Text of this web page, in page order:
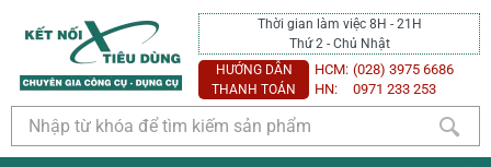
Thời gian làm việc 8H - 21H
Thứ 2 - Chủ Nhật
HƯỚNG DẪN
THANH TOÁN
HCM: (028) 3975 6686
HN:
0971 233 253